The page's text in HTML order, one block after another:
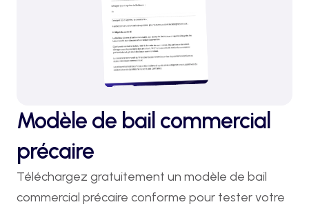
Modèle de bail commercial
précaire
Téléchargez gratuitement un modèle de bail
commercial précaire conforme pour tester votre